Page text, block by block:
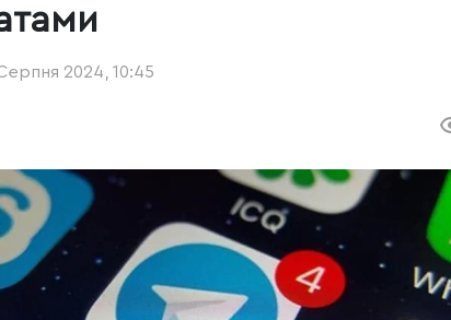
2024, 10:45